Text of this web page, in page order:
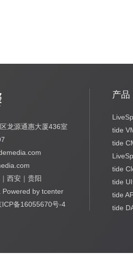
龙源通惠大厦436室
西安｜贵阳
by tcenter
ICP备16055670号-4
产品
tide
tide
tide
tide
tide
tide